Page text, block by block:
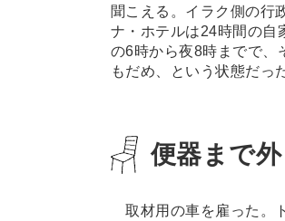
聞こえる。イラク側の行
ナ・ホテルは24時間の自
の6時から夜8時までで、
もだめ、という状態だっ
便器まで
取材用の車を雇った。